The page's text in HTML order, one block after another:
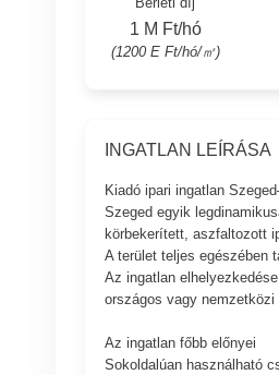
1 M Ft/hó
(1200 E Ft/hó/㎡)
INGATLAN LEÍRÁSA
Kiadó ipari ingatlan
Szeged egyik
körbekerített, aszfaltozott
A terület teljes egészében
Az ingatlan
országos vagy
Az ingatlan főbb előnyei
Sokoldalúan használható